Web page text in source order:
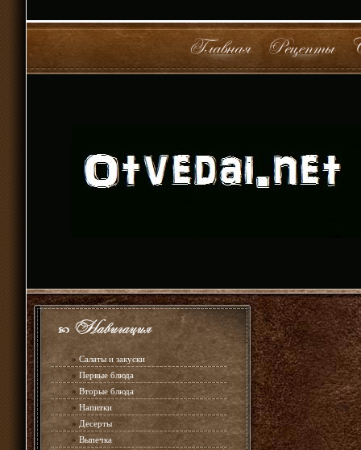
» Салаты и закуски
» Первые блюда
» Вторые блюда
» Напитки
»Десерты
» Выпечка